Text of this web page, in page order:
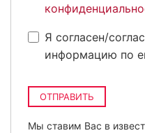
Я согласен/
информацию по
ОТПРАВИТЬ
Мы ставим Вас в